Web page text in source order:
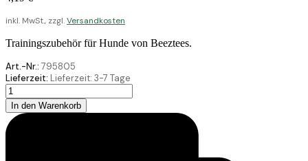
inkl. MwSt., zzgl.Versandkosten
Trainingszubehör für Hunde von Beeztees.
Art.-Nr.: 795805
Lieferzeit: Lieferzeit: 3-7 Tage
Beeztees
Hundepfeife
verstellbar
6,4
In den Warenkorb